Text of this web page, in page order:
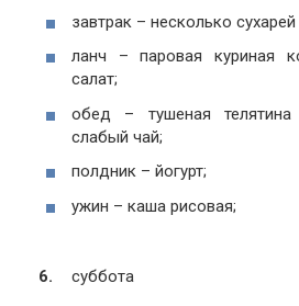
завтрак – несколько
ланч – паровая куриная
салат;
обед – тушеная
слабый чай;
полдник – йогурт;
ужин – каша рисовая;
суббота